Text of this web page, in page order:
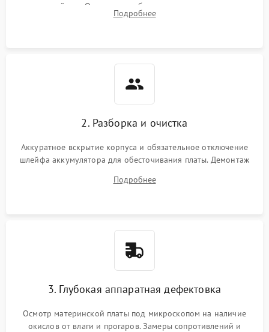
Выход из строя SSD или
HDD: медленная загрузка,
2000 ₽
Проблемы Wi‑Fi или
2500 ₽
устройства. Оценка потребления тока с помощью
лабораторного блока питания для локализации проблемы.
Подробнее
2. Разборка и очистка
Аккуратное вскрытие корпуса и обязательное отключение
шлейфа аккумулятора для обесточивания платы. Демонтаж
высохшей термопасты с кристаллов чипов.
Подробнее
3. Глубокая аппаратная дефектовка
Осмотр материнской платы под микроскопом на наличие
окислов от влаги и прогаров. Замеры сопротивлений и